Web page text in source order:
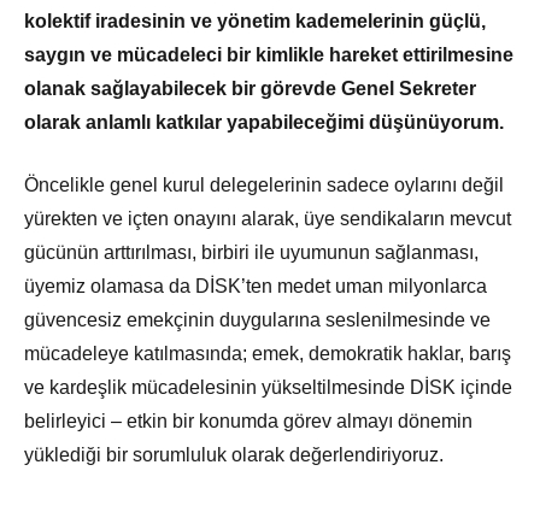
kolektif iradesinin ve yönetim kademelerinin güçlü,
saygın ve mücadeleci bir kimlikle hareket ettirilmesine
olanak sağlayabilecek bir görevde Genel Sekreter
olarak anlamlı katkılar yapabileceğimi düşünüyorum.
Öncelikle genel kurul delegelerinin sadece oylarını değil
yürekten ve içten onayını alarak, üye sendikaların mevcut
gücünün arttırılması, birbiri ile uyumunun sağlanması,
üyemiz olamasa da DİSK’ten medet uman milyonlarca
güvencesiz emekçinin duygularına seslenilmesinde ve
mücadeleye katılmasında; emek, demokratik haklar, barış
ve kardeşlik mücadelesinin yükseltilmesinde DİSK içinde
belirleyici – etkin bir konumda görev almayı dönemin
yüklediği bir sorumluluk olarak değerlendiriyoruz.